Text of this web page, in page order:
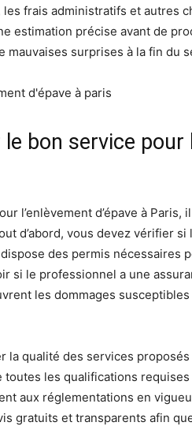
frais administratifs et autres
estimation précise avant de
mauvaises surprises à la fin du
bon service pour
l’enlèvement d’épave à
d’abord, vous devez vérifier
des permis nécessaires
si le professionnel a une
les dommages
la qualité des services
les qualifications
aux réglementations en
gratuits et transparents afin